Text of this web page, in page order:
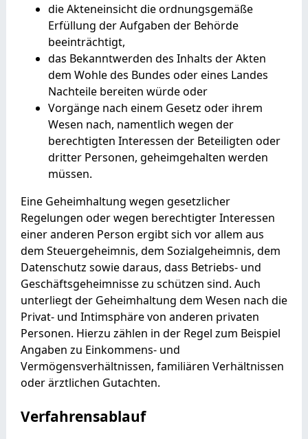
die Akteneinsicht die ordnungsgemäße
Erfüllung der Aufgaben der Behörde
beeinträchtigt,
das Bekanntwerden des Inhalts der Akten
dem Wohle des Bundes oder eines Landes
Nachteile bereiten würde oder
Vorgänge nach einem Gesetz oder ihrem
Wesen nach, namentlich wegen der
berechtigten Interessen der Beteiligten oder
dritter Personen, geheimgehalten werden
müssen.
Eine Geheimhaltung wegen gesetzlicher
Regelungen oder wegen berechtigter Interessen
einer anderen Person ergibt sich vor allem aus
dem Steuergeheimnis, dem Sozialgeheimnis, dem
Datenschutz sowie daraus, dass Betriebs- und
Geschäftsgeheimnisse zu schützen sind. Auch
unterliegt der Geheimhaltung dem Wesen nach die
Privat- und Intimsphäre von anderen privaten
Personen. Hierzu zählen in der Regel zum Beispiel
Angaben zu Einkommens- und
Vermögensverhältnissen, familiären Verhältnissen
oder ärztlichen Gutachten.
Verfahrensablauf